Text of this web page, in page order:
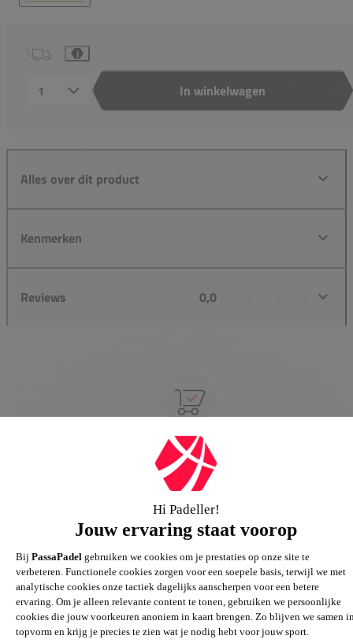
i
In winkelwagen
Alles over dit product
Kenmerken
Reviews 0,0
Groot assortiment
Gigantisch assortiment met meer dan 21.000+
artikelen